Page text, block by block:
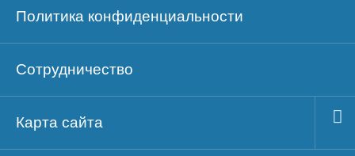
Политика конфиденциальности
Сотрудничество
Карта сайта